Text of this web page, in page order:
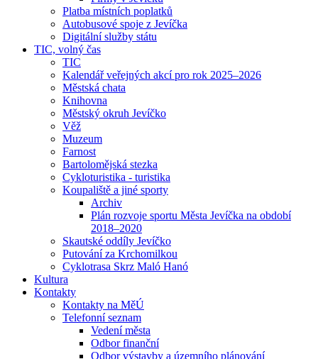
Platba místních poplatků
Autobusové spoje z Jevíčka
Digitální služby státu
TIC, volný čas
TIC
Kalendář veřejných akcí pro rok 2025–2026
Městská chata
Knihovna
Městský okruh Jevíčko
Věž
Muzeum
Farnost
Bartolomějská stezka
Cykloturistika - turistika
Koupaliště a jiné sporty
Archiv
Plán rozvoje sportu Města Jevíčka na období
2018–2020
Skautské oddíly Jevíčko
Putování za Krchomilkou
Cyklotrasa Skrz Maló Hanó
Kultura
Kontakty
Kontakty na MěÚ
Telefonní seznam
Vedení města
Odbor finanční
Odbor výstavby a územního plánování